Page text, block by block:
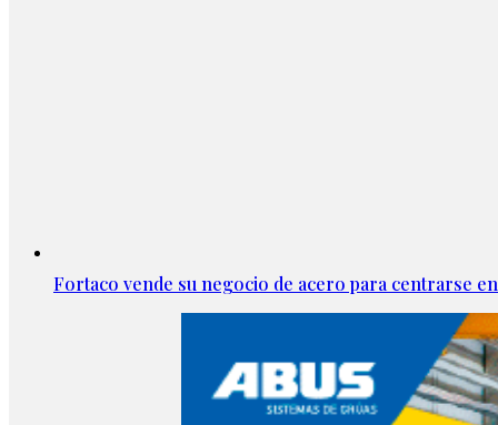
Fortaco vende su negocio de acero para centrarse